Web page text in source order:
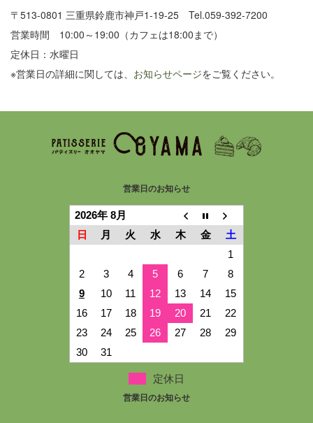
〒513-0801 三重県鈴鹿市神戸1-19-25 Tel.059-392-7200
営業時間 10:00～19:00（カフェは18:00まで）
定休日：水曜日
※営業日の詳細に関しては、 お知らせページをご覧ください。
営業日のお知らせ
2026年 8月
日
月 火 水 木 金
土
1
2
3 4 5 6 7
8
9
10 11 12 13 14
15
16
17 18 19 20 21
22
23
24 25 26 27 28
29
30
31
定休日
営業日のお知らせ